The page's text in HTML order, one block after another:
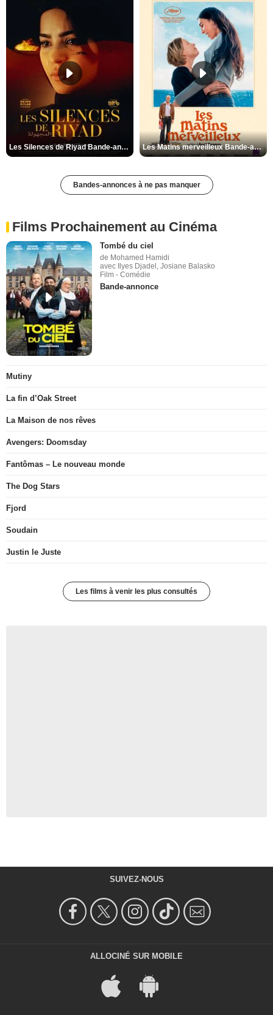
Les Silences de Riyad Bande-annonce VO STFR Les Matins merveilleux Bande-annonce VF
Bandes-annonces à ne pas manquer
Films Prochainement au Cinéma
Tombé du ciel
de Mohamed Hamidi
avec Ilyes Djadel, Josiane Balasko
Film - Comédie
Bande-annonce
Mutiny
La fin d’Oak Street
La Maison de nos rêves
Avengers: Doomsday
Fantômas – Le nouveau monde
The Dog Stars
Fjord
Soudain
Justin le Juste
Les films à venir les plus consultés
SUIVEZ-NOUS
ALLOCINÉ SUR MOBILE